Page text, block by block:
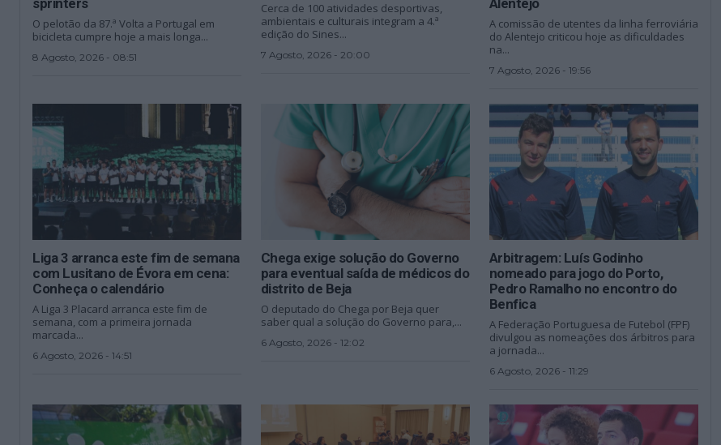
O pelotão da 87.ª Volta a Portugal em
bicicleta cumpre hoje a mais longa...
8 Agosto, 2026 - 08:51
Cerca de 100 atividades desportivas,
ambientais e culturais integram a 4.ª
edição do Sines...
7 Agosto, 2026 - 20:00
A comissão de utentes da linha ferroviária
do Alentejo criticou hoje as dificuldades
na...
7 Agosto, 2026 - 19:56
Liga 3 arranca este fim de semana
com Lusitano de Évora em cena:
Conheça o calendário
A Liga 3 Placard arranca este fim de
semana, com a primeira jornada
marcada...
6 Agosto, 2026 - 14:51
Chega exige solução do Governo
para eventual saída de médicos do
distrito de Beja
O deputado do Chega por Beja quer
saber qual a solução do Governo para,...
6 Agosto, 2026 - 12:02
Arbitragem: Luís Godinho
nomeado para jogo do Porto,
Pedro Ramalho no encontro do
Benfica
A Federação Portuguesa de Futebol (FPF)
divulgou as nomeações dos árbitros para
a jornada...
6 Agosto, 2026 - 11:29